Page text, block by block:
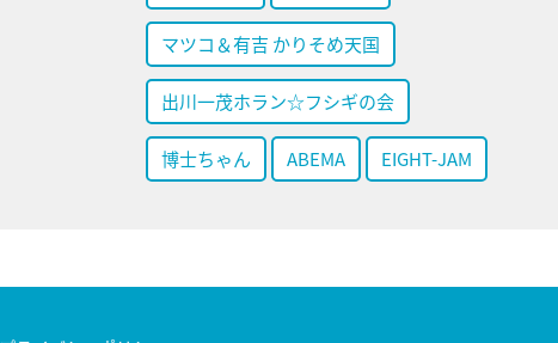
マツコ＆有吉 かりそめ天国
出川一茂ホラン☆フシギの会
博士ちゃん ABEMA EIGHT-JAM